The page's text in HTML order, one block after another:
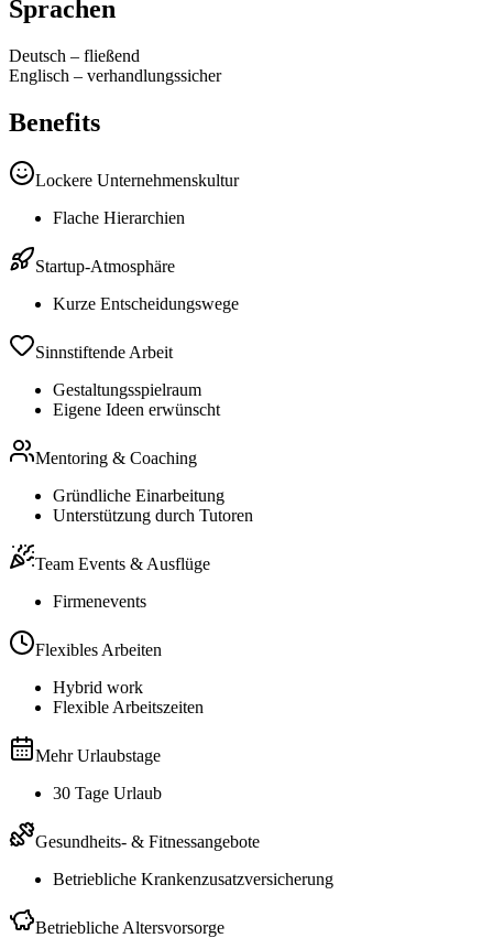
Sprachen
Deutsch – fließend
Englisch – verhandlungssicher
Benefits
Lockere Unternehmenskultur
Flache Hierarchien
Startup-Atmosphäre
Kurze Entscheidungswege
Sinnstiftende Arbeit
Gestaltungsspielraum
Eigene Ideen erwünscht
Mentoring & Coaching
Gründliche Einarbeitung
Unterstützung durch Tutoren
Team Events & Ausflüge
Firmenevents
Flexibles Arbeiten
Hybrid work
Flexible Arbeitszeiten
Mehr Urlaubstage
30 Tage Urlaub
Gesundheits- & Fitnessangebote
Betriebliche Krankenzusatzversicherung
Betriebliche Altersvorsorge